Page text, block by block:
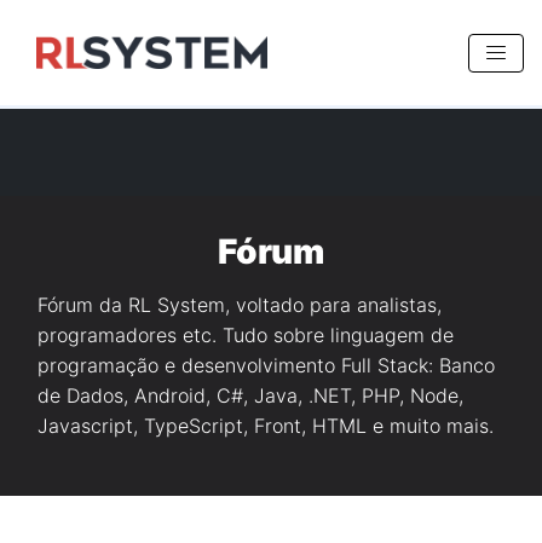
Fórum
Fórum da RL System, voltado para analistas,
programadores etc. Tudo sobre linguagem de
programação e desenvolvimento Full Stack: Banco
de Dados, Android, C#, Java, .NET, PHP, Node,
Javascript, TypeScript, Front, HTML e muito mais.